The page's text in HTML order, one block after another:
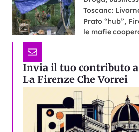
Toscana:
Prato “hub”,
le mafie
Invia il tuo contributo a
La Firenze Che Vorrei